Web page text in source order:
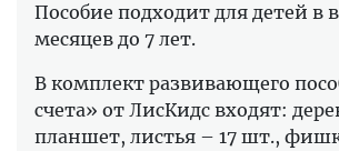
Пособие подходит для детей в
месяцев до 7 лет.
В комплект развивающего
счета» от ЛисКидс входят:
планшет, листья – 17 шт.,